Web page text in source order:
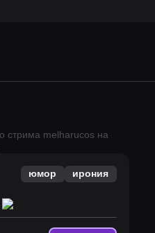
стрима melharucos на
юмор ирония